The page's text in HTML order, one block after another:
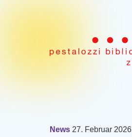
News 27. Februar 2026